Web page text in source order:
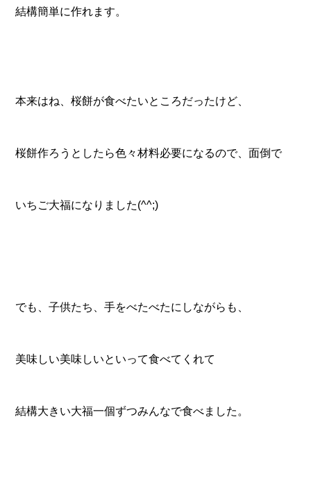
結構簡単に作れます。
本来はね、桜餅が食べたいところだったけど、
桜餅作ろうとしたら色々材料必要になるので、面倒で
いちご大福になりました(^^;)
でも、子供たち、手をべたべたにしながらも、
美味しい美味しいといって食べてくれて
結構大きい大福一個ずつみんなで食べました。